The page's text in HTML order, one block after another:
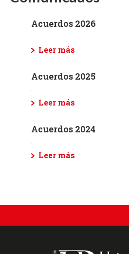
Acuerdos 2026
.
Leer más
Acuerdos 2025
.
Leer más
Acuerdos 2024
.
Leer más